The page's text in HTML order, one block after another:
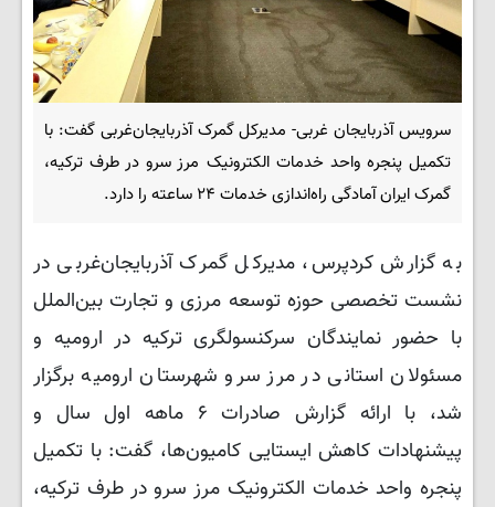
سرویس آذربایجان غربی- مدیرکل گمرک آذربایجان‌غربی گفت: با
تکمیل پنجره واحد خدمات الکترونیک مرز سرو در طرف ترکیه،
گمرک ایران آمادگی راه‌اندازی خدمات ۲۴ ساعته را دارد.
به گزارش کردپرس، مدیرکل گمرک آذربایجان‌غربی در
نشست تخصصی حوزه توسعه مرزی و تجارت بین‌الملل
با حضور نمایندگان سرکنسولگری ترکیه در ارومیه و
مسئولان استانی در مرز سرو شهرستان ارومیه برگزار
شد، با ارائه گزارش صادرات ۶ ماهه اول سال و
پیشنهادات کاهش ایستایی کامیون‌ها، گفت: با تکمیل
پنجره واحد خدمات الکترونیک مرز سرو در طرف ترکیه،